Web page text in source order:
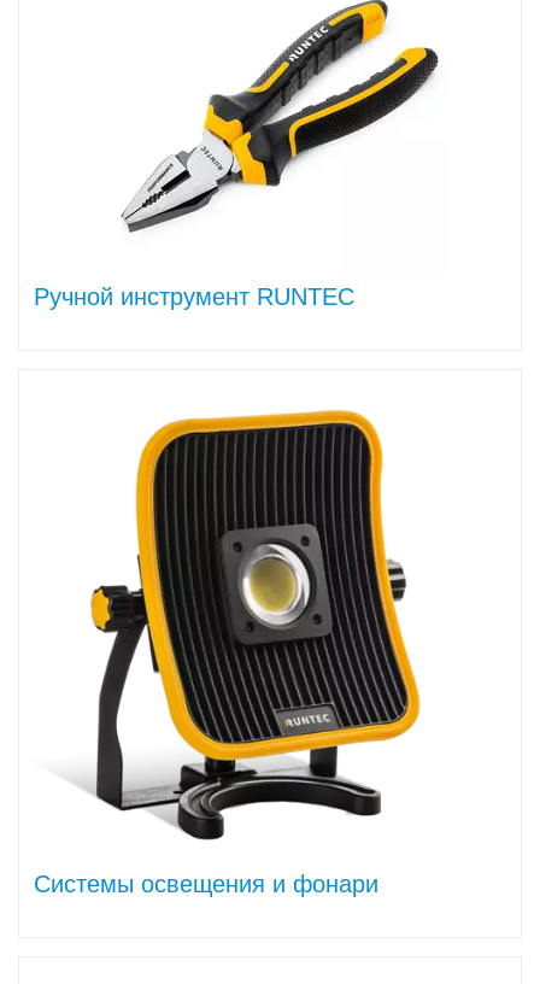
Ручной инструмент RUNTEC
Системы освещения и фонари